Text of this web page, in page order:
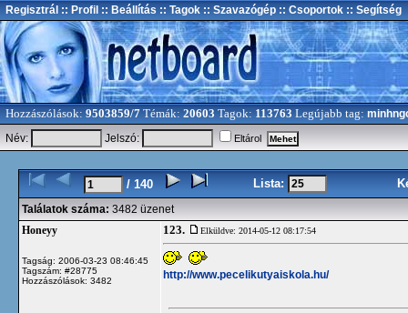
Regisztrál :: Profil :: Beállítás :: Tagok :: Szavazógép :: Csoportok :: Segítség
Hozzászólások: 9503859/7 Témák: 20603 Tagok: 113763 Legújabb tag:
Név:
Jelszó: Eltárol
/ 140 Lista:
Találatok száma: 3482 üzenet
Honeyy
Tagság: 2006-03-23 08:46:45
Tagszám: #28775
Hozzászólások: 3482
123. Elküldve: 2014-05-12 08:17:54
http://www.pecelikutyaiskola.hu/